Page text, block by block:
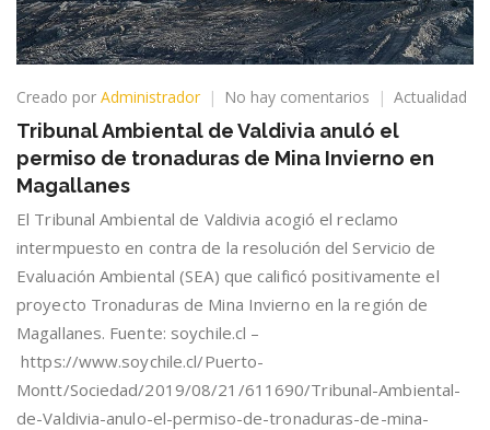
Creado por Administrador No hay comentarios
en
Ambiental
de
el
permiso
de
de
Magallanes
Actualidad
Tribunal Ambiental de Valdivia anuló el
permiso de tronaduras de Mina Invierno en
Magallanes
El Tribunal Ambiental de Valdivia acogió el reclamo
intermpuesto en contra de la resolución del Servicio de
Evaluación Ambiental (SEA) que calificó positivamente el
proyecto Tronaduras de Mina Invierno en la región de
Magallanes. Fuente: soychile.cl –
https://www.soychile.cl/Puerto-
Montt/Sociedad/2019/08/21/611690/Tribunal-Ambiental-
de-Valdivia-anulo-el-permiso-de-tronaduras-de-mina-